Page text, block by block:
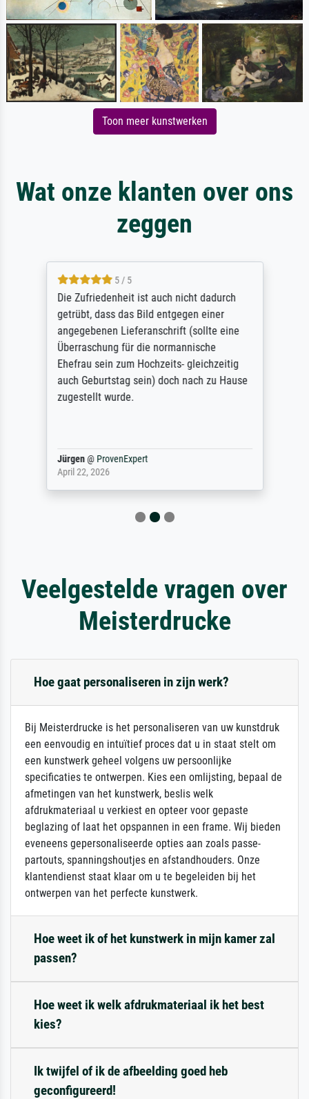
Toon meer kunstwerken
Wat onze klanten over ons
zeggen
5 / 5
Die Zufriedenheit ist auch nicht dadurch
getrübt, dass das Bild entgegen einer
angegebenen Lieferanschrift (sollte eine
Überraschung für die normannische
Ehefrau sein zum Hochzeits- gleichzeitig
auch Geburtstag sein) doch nach zu Hause
zugestellt wurde.
Jürgen@ ProvenExpert
April 22, 2026
Veelgestelde vragen over
Meisterdrucke
Hoe gaat personaliseren in zijn werk?
Bij Meisterdrucke is het personaliseren van uw kunstdruk
een eenvoudig en intuïtief proces dat u in staat stelt om
een kunstwerk geheel volgens uw persoonlijke
specificaties te ontwerpen. Kies een omlijsting, bepaal de
afmetingen van het kunstwerk, beslis welk
afdrukmateriaal u verkiest en opteer voor gepaste
beglazing of laat het opspannen in een frame. Wij bieden
eveneens gepersonaliseerde opties aan zoals passe-
partouts, spanningshoutjes en afstandhouders. Onze
klantendienst staat klaar om u te begeleiden bij het
ontwerpen van het perfecte kunstwerk.
Hoe weet ik of het kunstwerk in mijn kamer zal
passen?
Hoe weet ik welk afdrukmateriaal ik het best
kies?
Ik twijfel of ik de afbeelding goed heb
geconfigureerd!